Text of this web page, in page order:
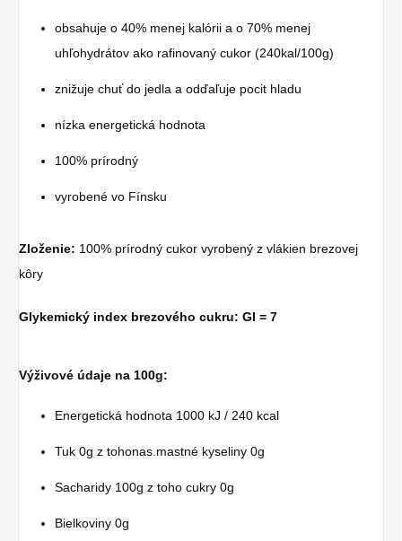
obsahuje o 40% menej kalórii a o 70% menej
uhľohydrátov ako rafinovaný cukor (240kal/100g)
znižuje chuť do jedla a odďaľuje pocit hladu
nízka energetická hodnota
100% prírodný
vyrobené vo Fínsku
Zloženie: 100% prírodný cukor vyrobený z vlákien brezovej
kôry
Glykemický index brezového cukru: GI = 7
Výživové údaje na 100g:
Energetická hodnota 1000 kJ / 240 kcal
Tuk 0g z tohonas.mastné kyseliny 0g
Sacharidy 100g z toho cukry 0g
Bielkoviny 0g